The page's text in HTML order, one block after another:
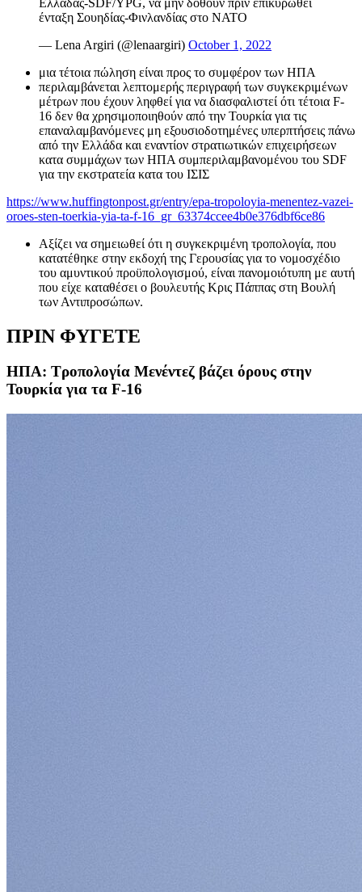
ένταξη Σουηδίας-Φινλανδίας στο ΝΑΤΟ
— Lena Argiri (@lenaargiri) October 1, 2022
μια τέτοια πώληση είναι προς το συμφέρον των ΗΠΑ
περιλαμβάνεται λεπτομερής περιγραφή των συγκεκριμένων
μέτρων που έχουν ληφθεί για να διασφαλιστεί ότι τέτοια F-
16 δεν θα χρησιμοποιηθούν από την Τουρκία για τις
επαναλαμβανόμενες μη εξουσιοδοτημένες υπερπτήσεις πάνω
από την Ελλάδα και εναντίον στρατιωτικών επιχειρήσεων
κατα συμμάχων των ΗΠΑ συμπεριλαμβανομένου του SDF
για την εκστρατεία κατα του ΙΣΙΣ
https://www.huffingtonpost.gr/entry/epa-tropoloyia-menentez-vazei-
oroes-sten-toerkia-yia-ta-f-16_gr_63374ccee4b0e376dbf6ce86
Αξίζει να σημειωθεί ότι η συγκεκριμένη τροπολογία, που
κατατέθηκε στην εκδοχή της Γερουσίας για το νομοσχέδιο
του αμυντικού προϋπολογισμού, είναι πανομοιότυπη με αυτή
που είχε καταθέσει ο βουλευτής Κρις Πάππας στη Βουλή
των Αντιπροσώπων.
ΠΡΙΝ ΦΥΓΕΤΕ
ΗΠΑ: Τροπολογία Μενέντεζ βάζει όρους στην
Τουρκία για τα F-16